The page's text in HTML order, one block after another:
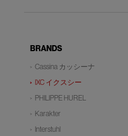
BRANDS
Cassina カッシーナ
IXC イクスシー
PHILIPPE HUREL
Karakter
Interstuhl